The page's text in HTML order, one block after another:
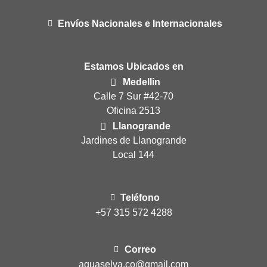
Envíos Nacionales e Internacionales
Estamos Ubicados en
Medellin
Calle 7 Sur #42-70
Oficina 2513
Llanogrande
Jardines de Llanogrande
Local 144
Teléfono
+57 315 572 4288
Correo
aguaselva.co@gmail.com